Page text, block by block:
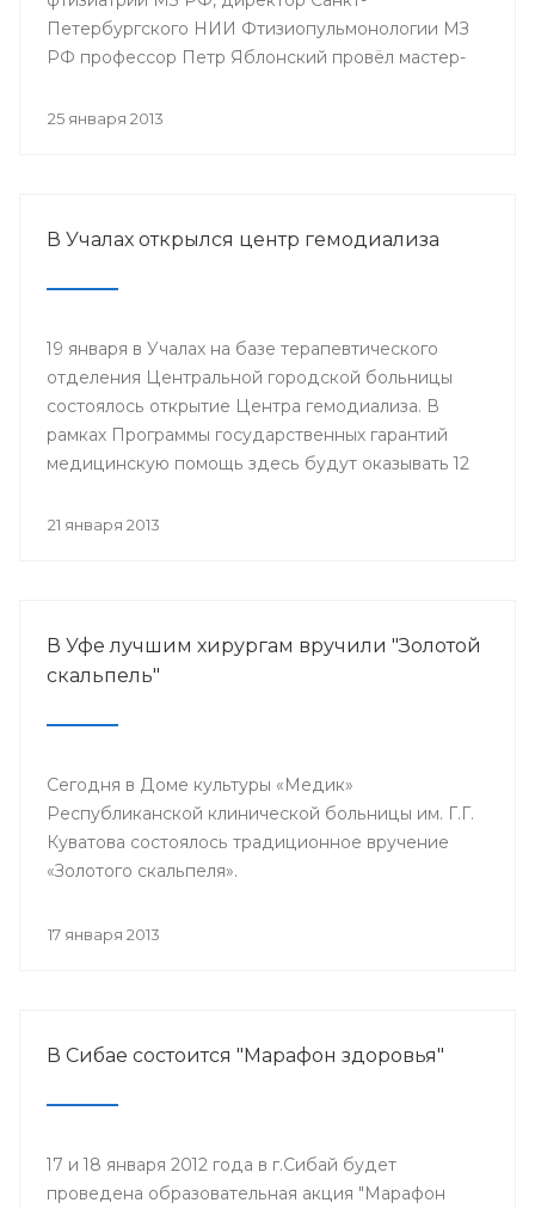
Петербургского НИИ Фтизиопульмонологии МЗ
РФ профессор Петр Яблонский провёл мастер-
доступы в торакальной хирургии». С новыми
ординаторы, интерны и студенты старших
25 января 2013
В Учалах открылся центр гемодиализа
19 января в Учалах на базе терапевтического
отделения Центральной городской больницы
состоялось открытие Центра гемодиализа. В
рамках Программы государственных гарантий
медицинскую помощь здесь будут оказывать 12
недостаточностью.
21 января 2013
В Уфе лучшим хирургам вручили "Золотой
скальпель"
Сегодня в Доме культуры «Медик»
Республиканской клинической больницы им. Г.Г.
Куватова состоялось традиционное вручение
«Золотого скальпеля».
17 января 2013
В Сибае состоится "Марафон здоровья"
17 и 18 января 2012 года в г.Сибай будет
проведена образовательная акция "Марафон